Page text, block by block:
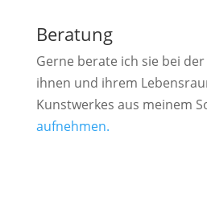
Beratung
Gerne berate ich sie bei
ihnen und ihrem
Kunstwerkes aus meinem
aufnehmen.